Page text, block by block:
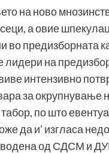
на ново
а овие
во предизборната
лидери на
интензивно
за окрупнување
по што
да и’ изгласа
од СДСМ и